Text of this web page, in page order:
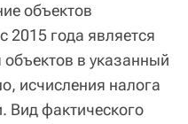
объектов
2015 года является
в указанный
исчисления налога
Вид фактического